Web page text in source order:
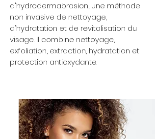
d'hydrodermabrasion, une méthode
non invasive de nettoyage,
d'hydratation et de revitalisation du
visage. Il combine nettoyage,
exfoliation, extraction, hydratation et
protection antioxydante.